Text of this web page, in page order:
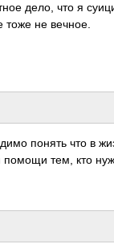
дело, что я
тоже не вечное.
понять что в
тем, кто